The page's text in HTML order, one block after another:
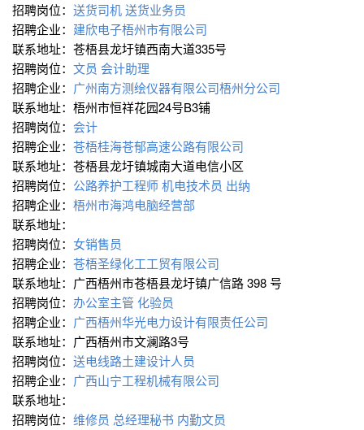
招聘岗位： 送货司机送货业务员
招聘企业： 建欣电子梧州市有限公司
联系地址：苍梧县龙圩镇西南大道335号
招聘岗位： 文员 会计助理
招聘企业： 广州南方测绘仪器有限公司梧州分公司
联系地址：梧州市恒祥花园24号B3铺
招聘岗位： 会计
招聘企业： 苍梧桂海苍郁高速公路有限公司
联系地址：苍梧县龙圩镇城南大道电信小区
招聘岗位： 公路养护工程师机电技术员 出纳
招聘企业： 梧州市海鸿电脑经营部
联系地址：
招聘岗位： 女销售员
招聘企业： 苍梧圣绿化工工贸有限公司
联系地址：广西梧州市苍梧县龙圩镇广信路 398 号
招聘岗位： 办公室主管 化验员
招聘企业： 广西梧州华光电力设计有限责任公司
联系地址：广西梧州市文澜路3号
招聘岗位： 送电线路土建设计人员
招聘企业： 广西山宁工程机械有限公司
联系地址：
招聘岗位： 维修员 总经理秘书 内勤文员